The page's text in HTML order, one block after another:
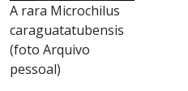
A rara Microchilus
caraguatatubensis
(foto Arquivo
pessoal)